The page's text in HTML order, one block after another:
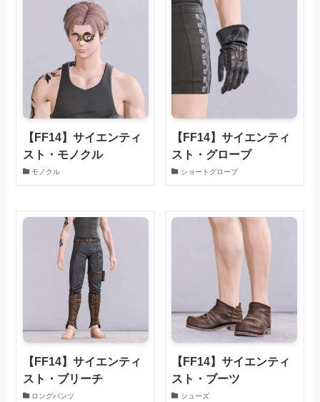
【FF14】サイエンティ
スト・モノクル
モノクル
【FF14】サイエンティ
スト・グローブ
ショートグローブ
【FF14】サイエンティ
スト・ブリーチ
ロングパンツ
【FF14】サイエンティ
スト・ブーツ
シューズ